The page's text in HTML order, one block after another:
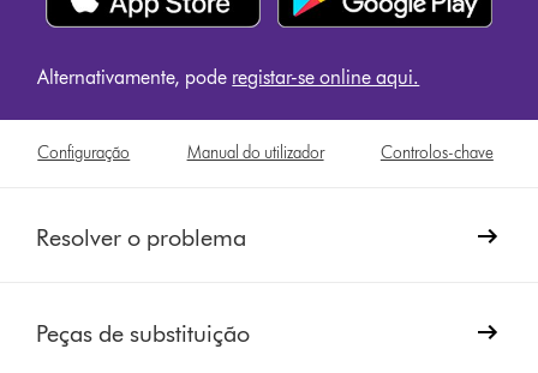
Alternativamente, pode registar-se online aqui.
Configuração Manual do utilizador Controlos-chave
Resolver o problema
Peças de substituição